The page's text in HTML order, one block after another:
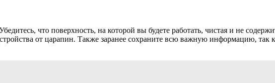
что поверхность, на которой вы будете работать, чистая и не
от царапин. Также заранее сохраните всю важную информацию, так